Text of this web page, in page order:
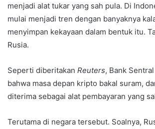
menjadi alat tukar yang sah pula. Di
mulai menjadi tren dengan banyaknya
menyimpan kekayaan dalam bentuk itu.
Rusia.
Seperti diberitakan Reuters, Bank
bahwa masa depan kripto bakal suram,
diterima sebagai alat pembayaran yang
Terutama di negara tersebut. Soalnya,